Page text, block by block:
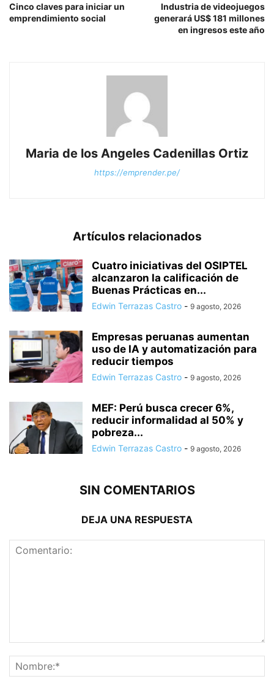
Cinco claves para iniciar un
emprendimiento social
Industria de videojuegos
generará US$ 181 millones
en ingresos este año
Maria de los Angeles Cadenillas Ortiz
https://emprender.pe/
Artículos relacionados
Cuatro iniciativas del OSIPTEL
alcanzaron la calificación de
Buenas Prácticas en...
Edwin Terrazas Castro - 9 agosto, 2026
Empresas peruanas aumentan
uso de IA y automatización para
reducir tiempos
Edwin Terrazas Castro - 9 agosto, 2026
MEF: Perú busca crecer 6%,
reducir informalidad al 50% y
pobreza...
Edwin Terrazas Castro - 9 agosto, 2026
SIN COMENTARIOS
DEJA UNA RESPUESTA